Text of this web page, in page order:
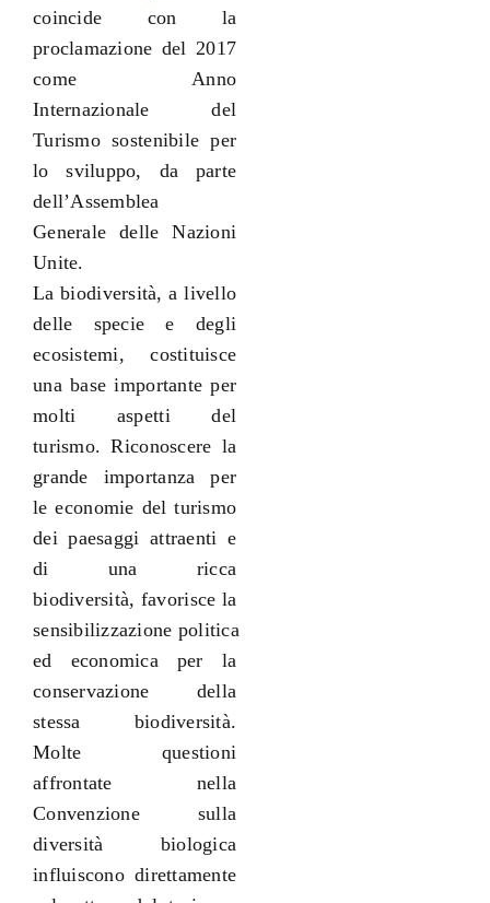
coincide con la
proclamazione del 2017
come Anno
Internazionale del
Turismo sostenibile per
lo sviluppo, da parte
dell’Assemblea
Generale delle Nazioni
Unite.
La biodiversità, a livello
delle specie e degli
ecosistemi, costituisce
una base importante per
molti aspetti del
turismo. Riconoscere la
grande importanza per
le economie del turismo
dei paesaggi attraenti e
di una ricca
biodiversità, favorisce la
sensibilizzazione politica
ed economica per la
conservazione della
stessa biodiversità.
Molte questioni
affrontate nella
Convenzione sulla
diversità biologica
influiscono direttamente